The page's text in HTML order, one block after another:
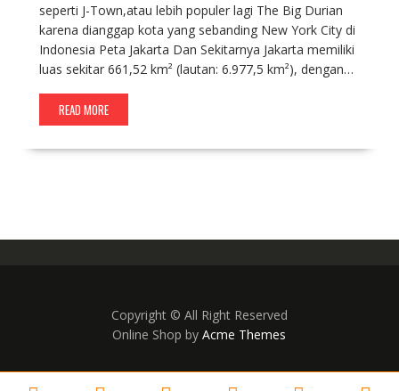
seperti J-Town,atau lebih populer lagi The Big Durian
karena dianggap kota yang sebanding New York City di
Indonesia Peta Jakarta Dan Sekitarnya Jakarta memiliki
luas sekitar 661,52 km² (lautan: 6.977,5 km²), dengan…
READ MORE
Copyright © All Right Reserved
Online Shop byAcme Themes